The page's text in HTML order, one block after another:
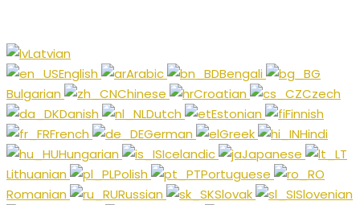
Latvian
English
Arabic
Bengali
Bulgarian
Chinese Croatian
Czech
Danish
Dutch Estonian
Finnish
French
German Greek
Hindi
Hungarian
Icelandic
Japanese
Lithuanian
Polish
Portuguese
Romanian
Russian Slovak
Slovenian